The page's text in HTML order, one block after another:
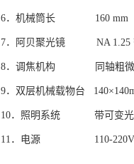
6．机械筒长 160 mm
7．阿贝聚光镜 NA 1.25 带
8．调焦机构 同轴粗微调
9．双层机械载物台
10．照明系统 带可变光阑
11．电源 110-220V/